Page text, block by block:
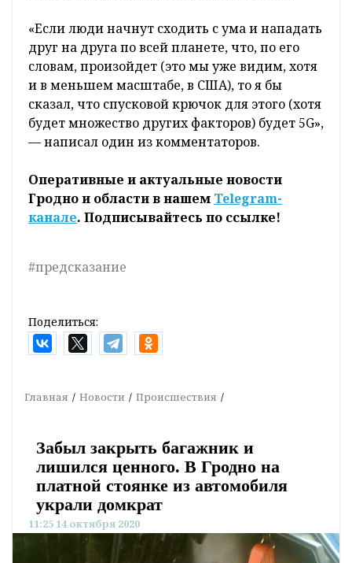
«Если люди начнут сходить с ума и нападать
друг на друга по всей планете, что, по его
словам, произойдет (это мы уже видим, хотя
и в меньшем масштабе, в США), то я бы
сказал, что спусковой крючок для этого (хотя
будет множество других факторов) будет 5G»,
— написал один из комментаторов.
Оперативные и актуальные новости
Гродно и области в нашем Telegram-
канале. Подписывайтесь по ссылке!
#предсказание
Поделиться:
Главная Новости Происшествия
Забыл закрыть багажник и
лишился ценного. В Гродно на
платной стоянке из автомобиля
украли домкрат
11:25 14 октября 2020